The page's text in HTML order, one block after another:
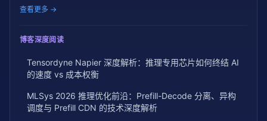
查看更多 →
博客深度阅读
Tensordyne Napier 深度解析：推理专用芯片如何终结 AI
的速度 vs 成本权衡
MLSys 2026 推理优化前沿：Prefill-Decode 分离、异构
调度与 Prefill CDN 的技术深度解析